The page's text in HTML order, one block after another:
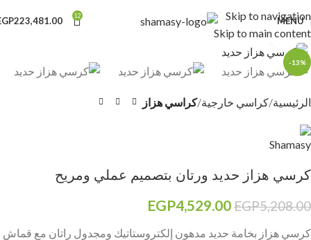
Skip to navigation
Skip to main content
MENU
12
223,481.00
-13%
Click to enlarge
الرئيسية كراسي خارجية كراسي هزاز
كرسي هزاز حديد ورتان بتصميم عملي ومريح
EGP5,208.00
EGP4,529.00
كرسي هزاز بخامة حديد مدهون إلكتروستاتيك ومجدول راتان مع قماش